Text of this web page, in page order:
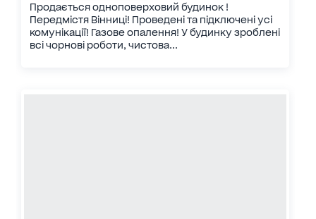
Продається одноповерховий будинок !
Передмістя Вінниці! Проведені та підключені усі
комунікації! Газове опалення! У будинку зроблені
всі чорнові роботи, чистова...